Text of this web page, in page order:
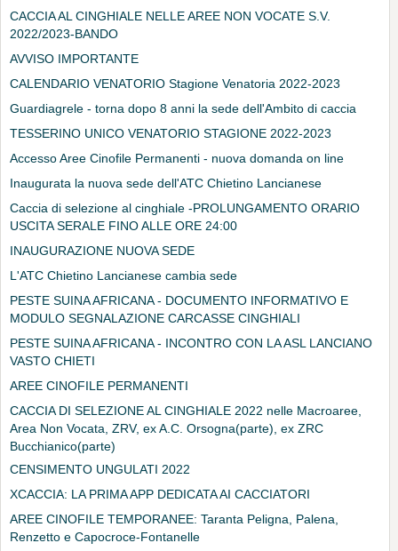
CACCIA AL CINGHIALE NELLE AREE NON VOCATE S.V.
2022/2023-BANDO
AVVISO IMPORTANTE
CALENDARIO VENATORIO Stagione Venatoria 2022-2023
Guardiagrele - torna dopo 8 anni la sede dell'Ambito di caccia
TESSERINO UNICO VENATORIO STAGIONE 2022-2023
Accesso Aree Cinofile Permanenti - nuova domanda on line
Inaugurata la nuova sede dell'ATC Chietino Lancianese
Caccia di selezione al cinghiale -PROLUNGAMENTO ORARIO
USCITA SERALE FINO ALLE ORE 24:00
INAUGURAZIONE NUOVA SEDE
L'ATC Chietino Lancianese cambia sede
PESTE SUINA AFRICANA - DOCUMENTO INFORMATIVO E
MODULO SEGNALAZIONE CARCASSE CINGHIALI
PESTE SUINA AFRICANA - INCONTRO CON LA ASL LANCIANO
VASTO CHIETI
AREE CINOFILE PERMANENTI
CACCIA DI SELEZIONE AL CINGHIALE 2022 nelle Macroaree,
Area Non Vocata, ZRV, ex A.C. Orsogna(parte), ex ZRC
Bucchianico(parte)
CENSIMENTO UNGULATI 2022
XCACCIA: LA PRIMA APP DEDICATA AI CACCIATORI
AREE CINOFILE TEMPORANEE: Taranta Peligna, Palena,
Renzetto e Capocroce-Fontanelle